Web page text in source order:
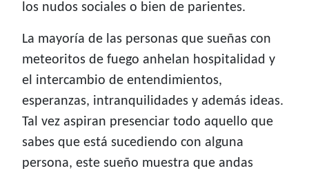
los nudos sociales o bien de parientes.
La mayoría de las personas que sueñas con
meteoritos de fuego anhelan hospitalidad y
el intercambio de entendimientos,
esperanzas, intranquilidades y además ideas.
Tal vez aspiran presenciar todo aquello que
sabes que está sucediendo con alguna
persona, este sueño muestra que andas